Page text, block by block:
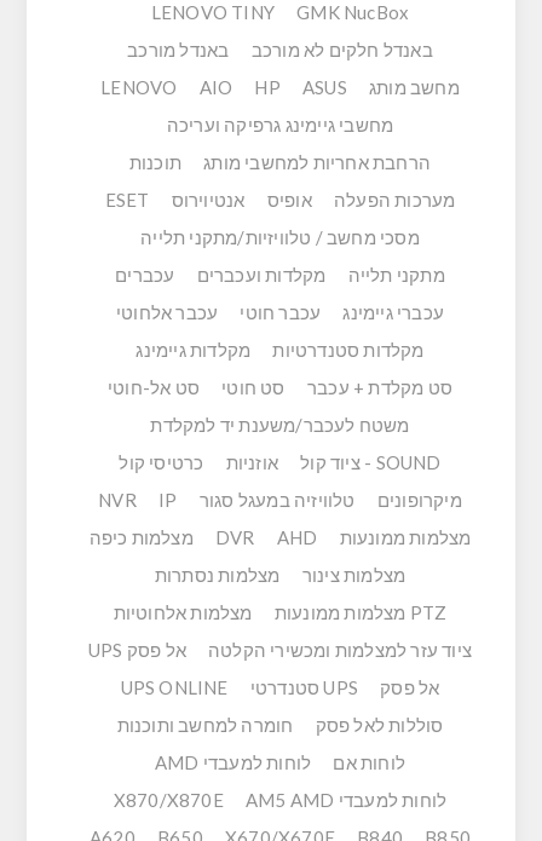
GMK NucBox
LENOVO TINY
באנדל חלקים לא מורכב
באנדל מורכב
מחשב מותג
ASUS
HP
AIO
LENOVO
מחשבי גיימינג גרפיקה ועריכה
הרחבת אחריות למחשבי מותג
תוכנות
מערכות הפעלה
אופיס אנטיוירוס
ESET
מסכי מחשב / טלוויזיות/מתקני תלייה
מתקני תלייה
מקלדות ועכברים
עכברים
עכברי גיימינג
עכבר חוטי
עכבר אלחוטי
מקלדות סטנדרטיות
מקלדות גיימינג
סט מקלדת + עכבר
סט חוטי
סט אל-חוטי
משטח לעכבר/משענת יד למקלדת
SOUND - ציוד קול
אוזניות
כרטיסי קול
מיקרופונים
טלוויזיה במעגל סגור IP
NVR
מצלמות ממונעות
AHD
DVR
מצלמות כיפה
מצלמות צינור
מצלמות נסתרות
PTZ מצלמות ממונעות
מצלמות אלחוטיות
ציוד עזר למצלמות ומכשירי הקלטה
אל פסק UPS
אל פסק
UPS סטנדרטי
UPS ONLINE
סוללות לאל פסק
חומרה למחשב ותוכנות
לוחות אם
לוחות למעבדי AMD
לוחות למעבדי AM5 AMD
X870/X870E